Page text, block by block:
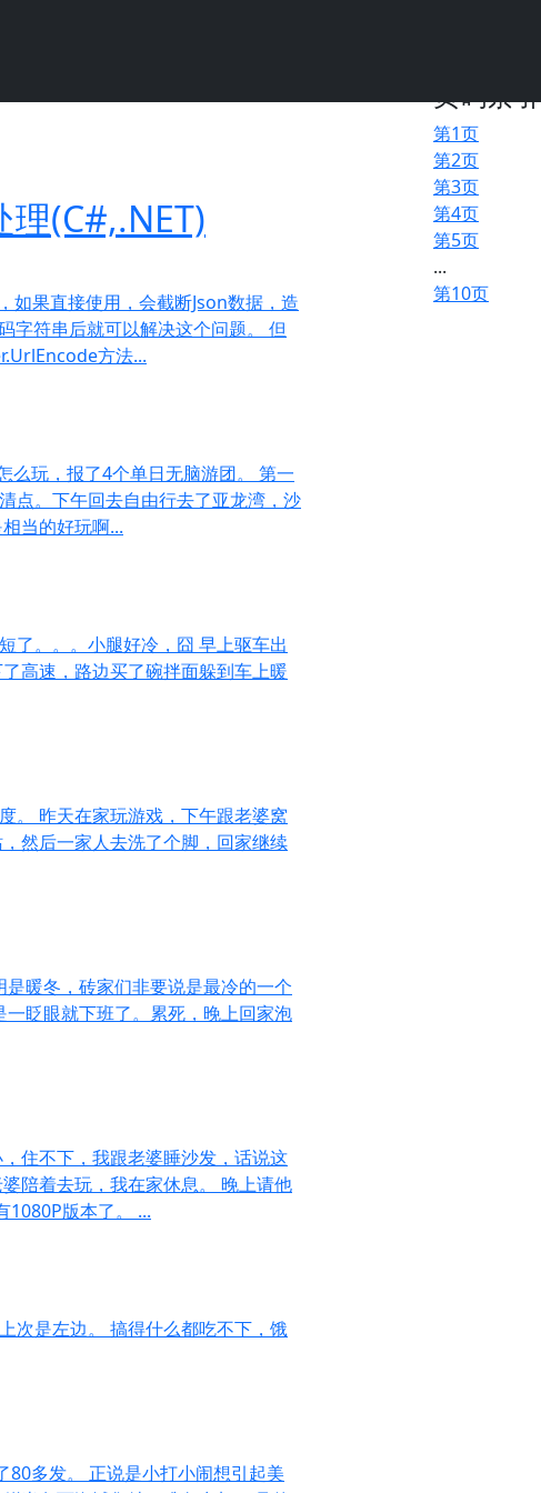
(C#,.NET)
如果直接使用，会截断Json数据，造
字符串后就可以解决这个问题。 但
方法...
么玩，报了4个单日无脑游团。 第一
点。下午回去自由行去了亚龙湾，沙
当的好玩啊...
了。。。小腿好冷，囧 早上驱车出
高速，路边买了碗拌面躲到车上暖
。 昨天在家玩游戏，下午跟老婆窝
然后一家人去洗了个脚，回家继续
暖冬，砖家们非要说是最冷的一个
眨眼就下班了。累死，晚上回家泡
住不下，我跟老婆睡沙发，话说这
陪着去玩，我在家休息。 晚上请他
版本了。 ...
次是左边。 搞得什么都吃不下，饿
多发。 正说是小打小闹想引起美
页码索引
第1页
第2页
第3页
第4页
第5页
...
第10页